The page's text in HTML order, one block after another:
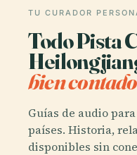
TU CURADOR
Todo Pista
bien
Guías de audio
países. Historia,
disponibles sin